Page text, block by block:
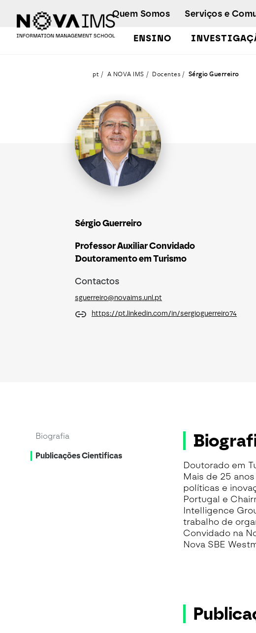
ENSINO
Quem Somos Serviços e
pt A NOVA IMS Docentes Sérgio Guerreiro
Sérgio Guerreiro
Professor Auxiliar Convidado
Doutoramento em Turismo
Contactos
sguerreiro@novaims.unl.pt
https://pt.linkedin.com/in/sergioguerreiro74
Biografia
Publicações Cientificas
Doutorado em
Mais de 25
políticas e
Portugal e
Intelligence
trabalho de
Convidado na
Nova SBE